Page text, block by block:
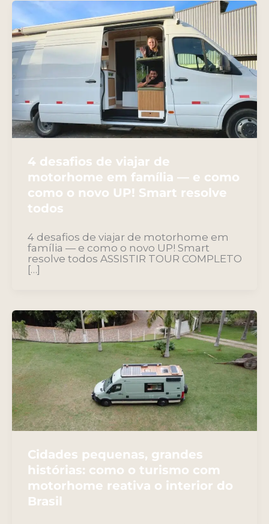
4 desafios de viajar de
motorhome em família — e como
como o novo UP! Smart resolve
todos
4 desafios de viajar de motorhome em
família — e como o novo UP! Smart
resolve todos ASSISTIR TOUR COMPLETO
[…]
Cidades pequenas, grandes
histórias: como o turismo com
motorhome reativa o interior do
Brasil